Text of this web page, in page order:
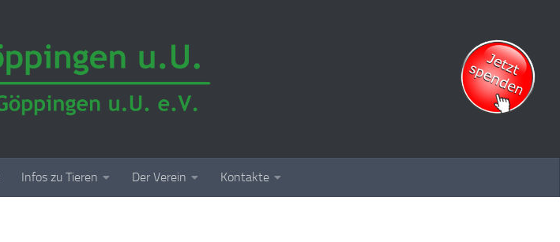
Infos zu Tieren Der Verein Kontakte